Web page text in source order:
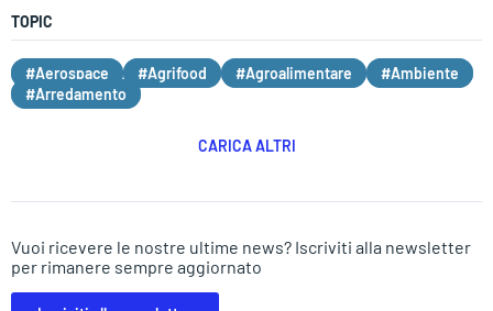
TOPIC
#Aerospace #Agrifood #Agroalimentare
#Ambiente
#Arredamento
CARICA ALTRI
Vuoi ricevere le nostre ultime news? Iscriviti alla newsletter
per rimanere sempre aggiornato